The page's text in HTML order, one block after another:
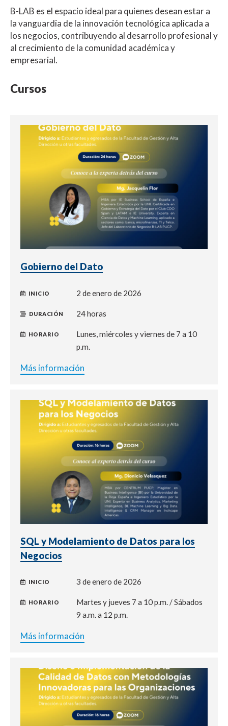
B-LAB es el espacio ideal para quienes desean estar a
la vanguardia de la innovación tecnológica aplicada a
los negocios, contribuyendo al desarrollo profesional y
al crecimiento de la comunidad académica y
empresarial.
Cursos
Gobierno del Dato
INICIO 2 de enero de 2026
DURACIÓN 24 horas
HORARIO
Lunes, miércoles y viernes de 7 a 10
p.m.
Más información
SQL y Modelamiento de Datos para los
Negocios
INICIO 3 de enero de 2026
HORARIO
Martes y jueves 7 a 10 p.m. / Sábados
9 a.m. a 12 p.m.
Más información